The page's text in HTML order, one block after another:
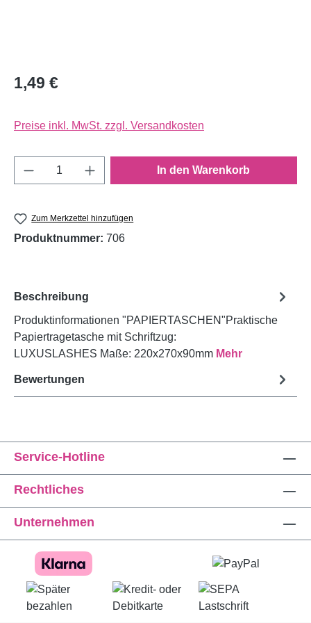
1,49 €
Preise inkl. MwSt. zzgl. Versandkosten
Produkt Anzahl: Gib den gewünschten
In den Warenkorb
Zum Merkzettel hinzufügen
Produktnummer: 706
Beschreibung
Produktinformationen "PAPIERTASCHEN"Praktische
Papiertragetasche mit Schriftzug:
LUXUSLASHES Maße: 220x270x90mm Mehr
Bewertungen
Service-Hotline
Rechtliches
Unternehmen